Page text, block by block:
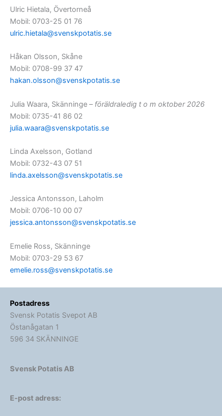
Ulric Hietala, Övertorneå
Mobil: 0703-25 01 76
ulric.hietala@svenskpotatis.se
Håkan Olsson, Skåne
Mobil: 0708-99 37 47
hakan.olsson@svenskpotatis.se
Julia Waara, Skänninge – föräldraledig t o m oktober 2026
Mobil: 0735-41 86 02
julia.waara@svenskpotatis.se
Linda Axelsson, Gotland
Mobil: 0732-43 07 51
linda.axelsson@svenskpotatis.se
Jessica Antonsson, Laholm
Mobil: 0706-10 00 07
jessica.antonsson@svenskpotatis.se
Emelie Ross, Skänninge
Mobil: 0703-29 53 67
emelie.ross@svenskpotatis.se
Postadress
Svensk Potatis Svepot AB
Östanågatan 1
596 34 SKÄNNINGE
Svensk Potatis AB
E-post adress: